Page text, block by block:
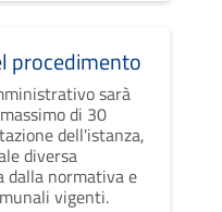
procedimento
sarà
di 30
dell'istanza,
diversa
dalla normativa e
vigenti.